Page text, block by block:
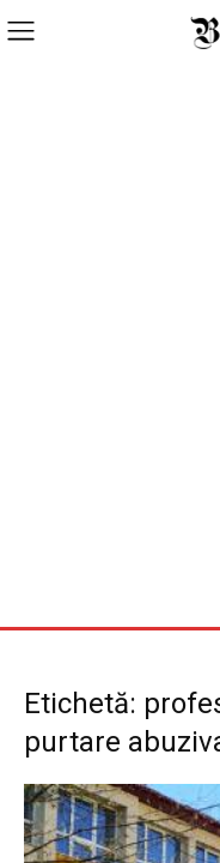
Etichetă:
purtare